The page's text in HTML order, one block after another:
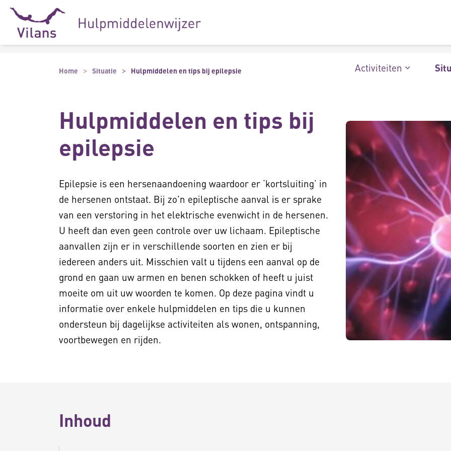
Naar hoofdinhoud
Naar footer
Activiteiten
Home Situatie Hulpmiddelen en tips bij epilepsie
Hulpmiddelen en tips bij
epilepsie
Epilepsie is een hersenaandoening waardoor er ‘kortsluiting’ in
de hersenen ontstaat. Bij zo'n epileptische aanval is er sprake
van een verstoring in het elektrische evenwicht in de hersenen.
U heeft dan even geen controle over uw lichaam. Epileptische
aanvallen zijn er in verschillende soorten en zien er bij
iedereen anders uit. Misschien valt u tijdens een aanval op de
grond en gaan uw armen en benen schokken of heeft u juist
moeite om uit uw woorden te komen. Op deze pagina vindt u
informatie over enkele hulpmiddelen en tips die u kunnen
ondersteun bij dagelijkse activiteiten als wonen, ontspanning,
voortbewegen en rijden.
Inhoud